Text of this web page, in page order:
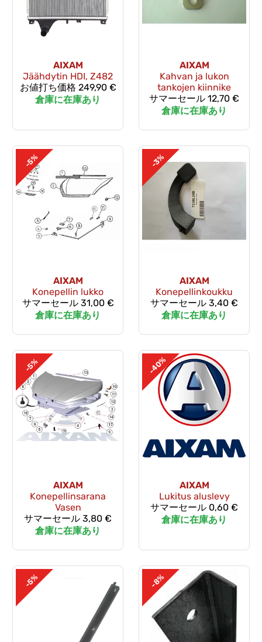
AIXAM
Jäähdytin HDI, Z482
お値打ち価格 249,90 €
倉庫に在庫あり
AIXAM
Kahvan ja lukon
tankojen kiinnike
サマーセール 12,70 €
倉庫に在庫あり
-5%
AIXAM
Konepellin lukko
サマーセール31,00 €
倉庫に在庫あり
-3%
AIXAM
Konepellinkoukku
サマーセール 3,40 €
倉庫に在庫あり
-5%
AIXAM
Konepellinsarana
Vasen
サマーセール 3,80 €
倉庫に在庫あり
-40%
AIXAM
Lukitus aluslevy
サマーセール 0,60 €
倉庫に在庫あり
-5% -8%